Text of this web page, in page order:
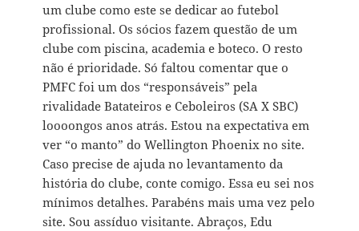
um clube como este se dedicar ao futebol
profissional. Os sócios fazem questão de um
clube com piscina, academia e boteco. O resto
não é prioridade. Só faltou comentar que o
PMFC foi um dos “responsáveis” pela
rivalidade Batateiros e Ceboleiros (SA X SBC)
loooongos anos atrás. Estou na expectativa em
ver “o manto” do Wellington Phoenix no site.
Caso precise de ajuda no levantamento da
história do clube, conte comigo. Essa eu sei nos
mínimos detalhes. Parabéns mais uma vez pelo
site. Sou assíduo visitante. Abraços, Edu